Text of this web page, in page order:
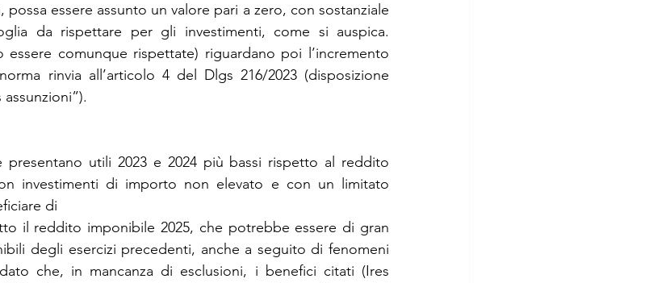
possa essere assunto un valore pari a zero, con sostanziale
da rispettare per gli investimenti, come si auspica.
comunque rispettate) riguardano poi l’incremento
rinvia all’articolo 4 del Dlgs 216/2023 (disposizione
presentano utili 2023 e 2024 più bassi rispetto al reddito
investimenti di importo non elevato e con un limitato
di
il reddito imponibile 2025, che potrebbe essere di gran
degli esercizi precedenti, anche a seguito di fenomeni
che, in mancanza di esclusioni, i benefici citati (Ires